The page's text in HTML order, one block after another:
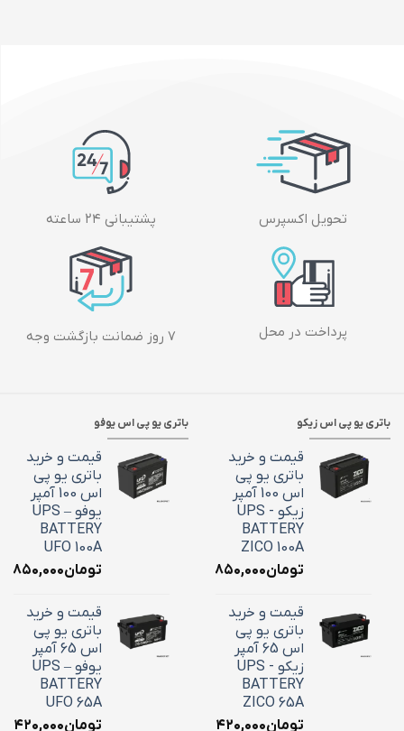
تحویل اکسپرس پشتیبانی ۲۴ ساعته
پرداخت در محل ۷ روز ضمانت بازگشت وجه
باتری یو پی اس زیکو
قیمت و خرید
باتری یو پی
اس 100 آمپر
زیکو - UPS
BATTERY
ZICO 100A
تومان۳۶,۸۵۰,۰۰۰
قیمت و خرید
باتری یو پی
اس 65 آمپر
زیکو - UPS
BATTERY
ZICO 65A
تومان۲۴,۴۲۰,۰۰۰
باتری یو پی اس یوفو
قیمت و خرید
باتری یو پی
اس 100 آمپر
یوفو – UPS
BATTERY
UFO 100A
تومان
قیمت و خرید
باتری یو پی
اس 65 آمپر
یوفو – UPS
BATTERY
UFO 65A
تومان